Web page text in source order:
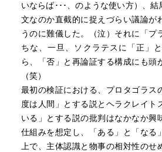
いならば･･･、のような使い方）、
文なのか直截的に捉えづらい議論が
うのに難儀した。（泣）それに「プ
ちな、一旦、ソクラテスに「正」
ら、「否」と再論証する構成にも頭
（笑）
最初の検証における、プロタゴラス
度は人間」とする説とヘラクレイト
いる」とする説の批判はなかなか興
仕組みを想定し、「ある」と「なる
上で、主体認識と物事の相対性のせ